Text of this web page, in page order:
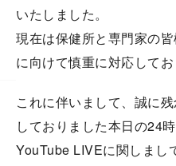
いたしました。
現在は保健所と専門家の
に向けて慎重に対応してお
これに伴いまして、誠に
しておりました本日の24
YouTube LIVEに関しまし